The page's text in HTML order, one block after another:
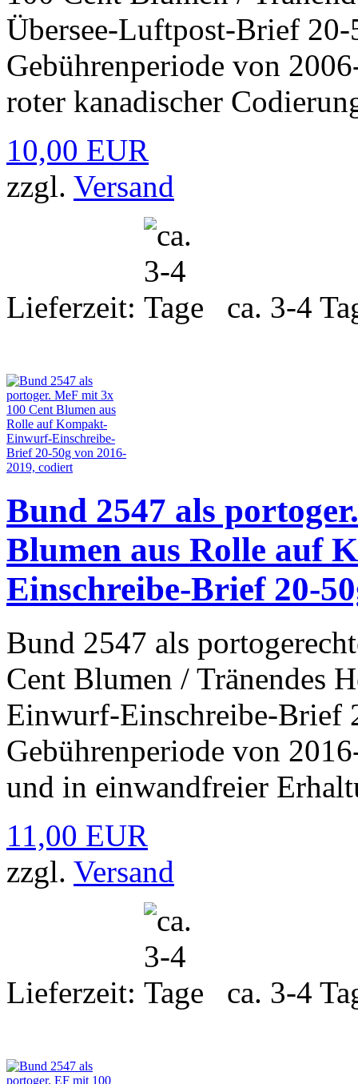
Übersee-Luftpost-Brief 20-
Gebührenperiode von
roter kanadischer
10,00 EUR
zzgl. Versand
Lieferzeit: ca. 3-4
Bund 2547 als
Blumen aus Rolle auf
Einschreibe-Brief 20-
Bund 2547 als
Cent Blumen / Tränendes
Einwurf-Einschreibe-Brief
Gebührenperiode von
und in einwandfreier
11,00 EUR
zzgl. Versand
Lieferzeit: ca. 3-4